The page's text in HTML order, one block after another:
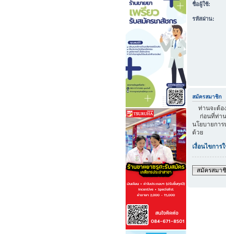
ชื่อผู้ใช้:
รหัสผ่าน:
สมัครสมาชิก
ท่านจะต้อ
ก่อนที่ท่าน
นโยบายกา
ด้วย
เงื่อนไขการ
สมัครสมา